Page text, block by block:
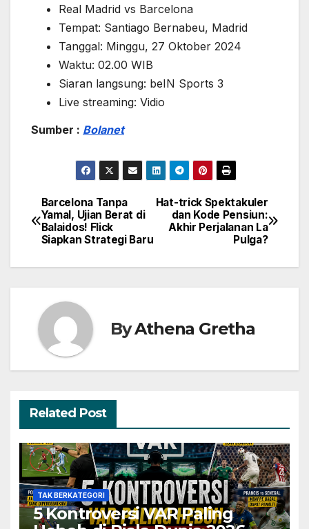
Real Madrid vs Barcelona
Tempat: Santiago Bernabeu, Madrid
Tanggal: Minggu, 27 Oktober 2024
Waktu: 02.00 WIB
Siaran langsung: beIN Sports 3
Live streaming: Vidio
Sumber : Bolanet
Navigasi
pos
Hat-trick Spektakuler
dan Kode Pensiun:
Akhir Perjalanan La
Pulga?
Barcelona Tanpa
Yamal, Ujian Berat di
Balaidos! Flick
Siapkan Strategi Baru
ByAthena Gretha
Related Post
TAK BERKATEGORI
5 Kontroversi VAR Paling